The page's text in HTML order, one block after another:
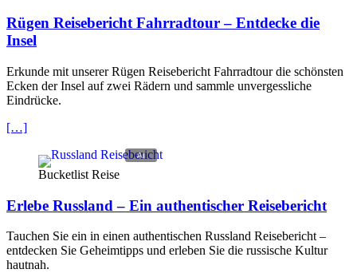
Rügen Reisebericht Fahrradtour – Entdecke die
Insel
Erkunde mit unserer Rügen Reisebericht Fahrradtour die schönsten
Ecken der Insel auf zwei Rädern und sammle unvergessliche
Eindrücke.
[…]
Bucketlist Reise
Erlebe Russland – Ein authentischer Reisebericht
Tauchen Sie ein in einen authentischen Russland Reisebericht –
entdecken Sie Geheimtipps und erleben Sie die russische Kultur
hautnah.